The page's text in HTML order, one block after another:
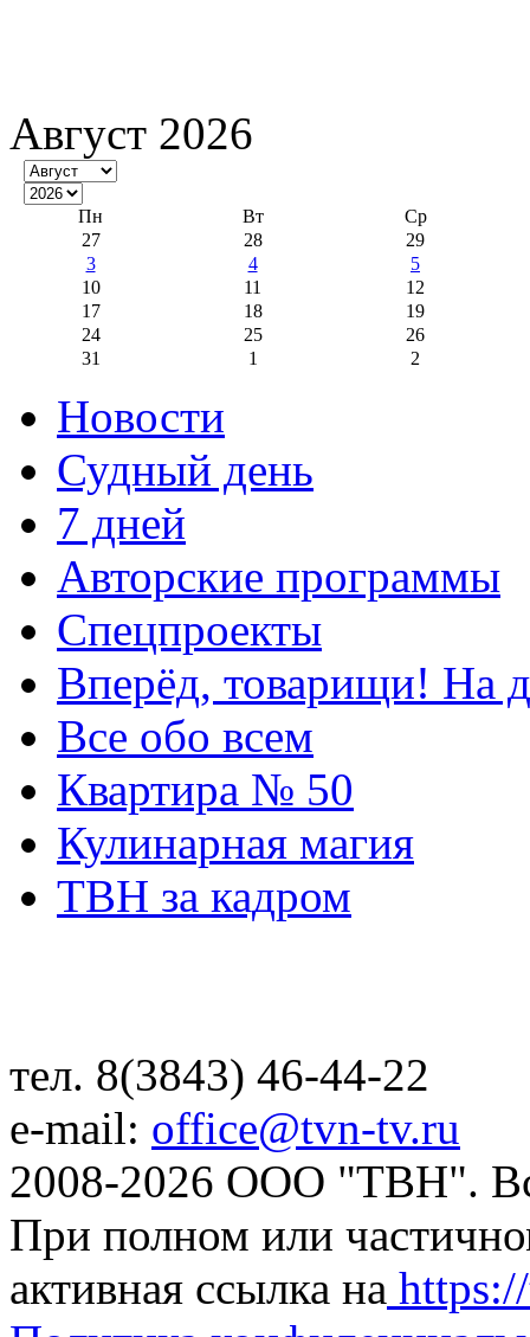
Август 2026
Пн Вт
Ср
27
28
29
3
4
5
10
11
12
17
18
19
24
25
26
31
1 2
Новости
Судный день
7 дней
Авторские программы
Спецпроекты
Вперёд, товарищи! На
Все обо всем
Квартира № 50
Кулинарная магия
ТВН за кадром
тел. 8(3843) 46-44-22
e-mail: office@tvn-tv.ru
2008-2026 ООО "ТВН".
При полном или
активная ссылка на